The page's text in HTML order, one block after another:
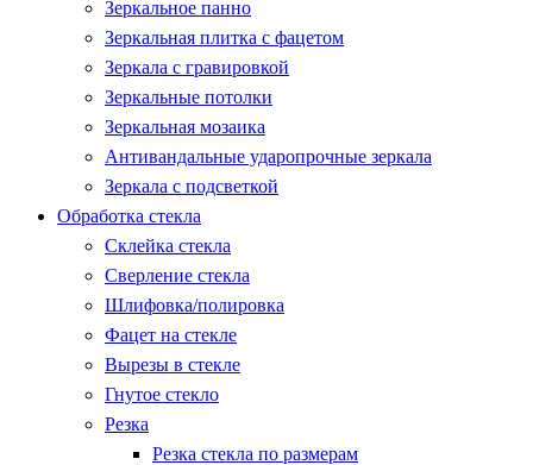
Зеркальное панно
Зеркальная плитка с фацетом
Зеркала с гравировкой
Зеркальные потолки
Зеркальная мозаика
Антивандальные ударопрочные зеркала
Зеркала с подсветкой
Обработка стекла
Склейка стекла
Сверление стекла
Шлифовка/полировка
Фацет на стекле
Вырезы в стекле
Гнутое стекло
Резка
Резка стекла по размерам